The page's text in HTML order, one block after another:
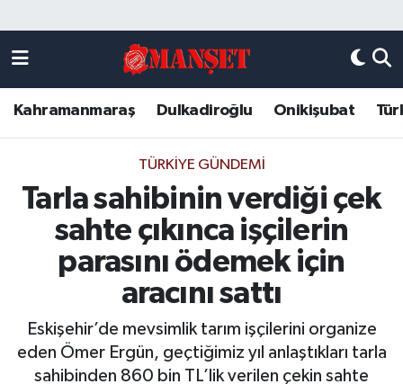
Kahramanmaraş Dulkadiroğlu Onikişubat
TÜRKIYE GÜNDEMI
Tarla sahibinin verdiği çek
sahte çıkınca işçilerin
parasını ödemek için
aracını sattı
Eskişehir’de mevsimlik tarım işçilerini organize
eden Ömer Ergün, geçtiğimiz yıl anlaştıkları tarla
sahibinden 860 bin TL’lik verilen çekin sahte
DULKADİROĞLU
KAHRAMANMARAŞ
ONİKİŞUBAT
Kahramanmaraş Nöbetçi Eczaneler
Kahramanmaraş Hava Durumu
Kahramanmaraş Trafik Yoğunluk Haritası
Süper Lig Puan Durumu ve Fikstür
Son Dakika Haberleri
Haber Arşivi